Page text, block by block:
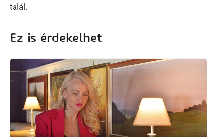
talál.
Ez is érdekelhet